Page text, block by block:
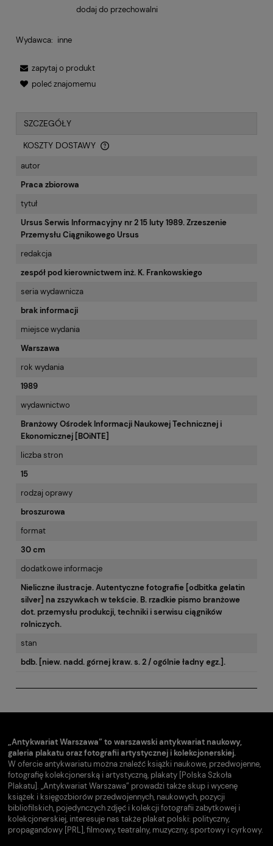
dodaj do przechowalni
Wydawca: inne
zapytaj o produkt
poleć znajomemu
SZCZEGÓŁY
KOSZTY DOSTAWY
CENA NIE ZAWIERA EWENTUALNYCH KOSZTÓW PŁATNOŚCI
autor
Praca zbiorowa
tytuł
Ursus Serwis Informacyjny nr 2 15 luty 1989. Zrzeszenie
Przemysłu Ciągnikowego Ursus
redakcja
zespół pod kierownictwem inż. K. Frankowskiego
seria wydawnicza
brak informacji
miejsce wydania
Warszawa
rok wydania
1989
wydawnictwo
Branżowy Ośrodek Informacji Naukowej Technicznej i
Ekonomicznej [BOiNTE]
liczba stron
15
rodzaj oprawy
broszurowa
format
30 cm
dodatkowe informacje
Nieliczne ilustracje. Autentyczne fotografie [odbitka gelatin
silver] na zszywkach w tekście. B. rzadkie pismo branżowe
dot. przemysłu produkcji, techniki i serwisu ciągników
rolniczych.
stan
bdb. [niew. nadd. górnej kraw. s. 2 / ogólnie ładny egz.].
„Antykwariat Warszawa” to warszawski antykwariat naukowy,
galeria plakatu oraz fotografii artystycznej i kolekcjonerskiej.
W ofercie antykwariatu można znaleźć książki naukowe, przedwojenne,
fotografię kolekcjonerską i artystyczną, plakaty [Polska Szkoła
Plakatu]. „Antykwariat Warszawa” prowadzi także skup i wycenę
książek i księgozbiorów przedwojennych, naukowych, pozycji
bibliofilskich, pojedynczych zdjęć i kolekcji fotografii zabytkowej i
kolekcjonerskiej, interesuje nas także plakat polski: polityczny,
propagandowy [PRL], filmowy, teatralny, muzyczny, sportowy i cyrkowy.